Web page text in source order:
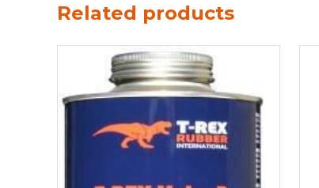
Related products